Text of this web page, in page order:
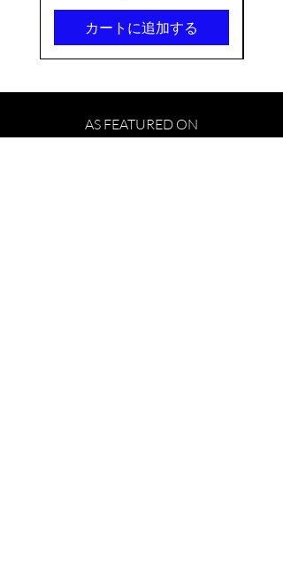
カートに追加する
AS FEATURED ON
TAMAASAHI ECHOES JUNMAI
few days ago